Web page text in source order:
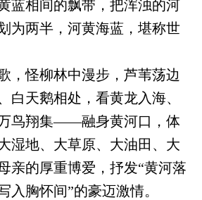
蓝相间的飘带，把浑浊的河
为两半，河黄海蓝，堪称世
，怪柳林中漫步，芦苇荡边
白天鹅相处，看黄龙入海、
鸟翔集——融身黄河口，体
湿地、大草原、大油田、大
亲的厚重博爱，抒发“黄河落
入胸怀间”的豪迈激情。